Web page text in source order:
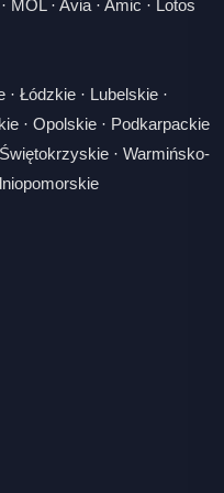
· MOL· Avia · Amic · Lotos
· Łódzkie · Lubelskie ·
· Opolskie · Podkarpackie
Świętokrzyskie · Warmińsko-